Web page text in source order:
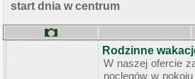
start dnia w centrum
Rodzinne
W naszej ofercie
noclegów w